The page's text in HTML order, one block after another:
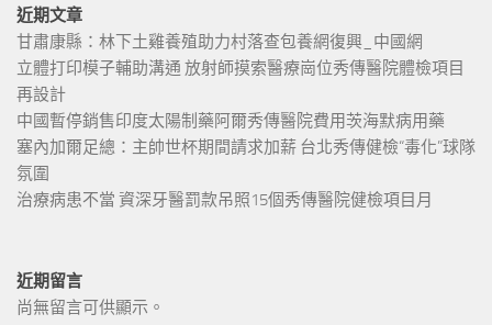
近期文章
甘肅康縣：林下土雞養殖助力村落查包養網復興_中國網
立體打印模子輔助溝通 放射師摸索醫療崗位秀傳醫院體檢項目
再設計
中國暫停銷售印度太陽制藥阿爾秀傳醫院費用茨海默病用藥
塞內加爾足總：主帥世杯期間請求加薪 台北秀傳健檢“毒化”球隊
氛圍
治療病患不當 資深牙醫罰款吊照15個秀傳醫院健檢項目月
近期留言
尚無留言可供顯示。